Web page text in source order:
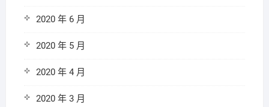
2020 年 6 月
2020 年 5 月
2020 年 4 月
2020 年 3 月